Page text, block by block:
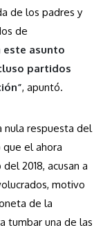
de los padres y
de
este asunto
partidos
, apuntó.
nula respuesta del
que el ahora
2018, acusan a
motivo
de la
tumbar una de las